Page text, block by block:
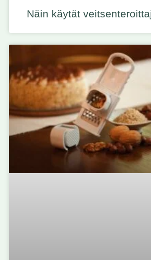
Näin käytät